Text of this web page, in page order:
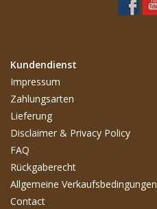
Kundendienst
Impressum
Zahlungsarten
Lieferung
Disclaimer & Privacy Policy
FAQ
Rückgaberecht
Allgemeine Verkaufsbedingungen
Contact